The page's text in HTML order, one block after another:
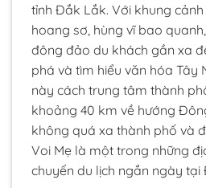
tỉnh Đắk Lắk. Với khung cảnh
hoang sơ, hùng vĩ bao
đông đảo du khách gần xa
phá và tìm hiểu văn hóa Tây
này cách trung tâm thành
khoảng 40 km về hướng
không quá xa thành phố và
Voi Mẹ là một trong những
chuyến du lịch ngắn ngày tại